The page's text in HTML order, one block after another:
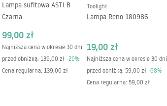
Lampa sufitowa ASTI B
Czarna
99,00 zł
Najniższa cena w okresie 30 dni
przed obniżką: 139,00 zł -29%
Cena regularna: 139,00 zł
Toolight
Lampa Reno 180986
19,00 zł
Najniższa cena w okresie 30 dni
przed obniżką: 59,00 zł -68%
Cena regularna: 59,00 zł